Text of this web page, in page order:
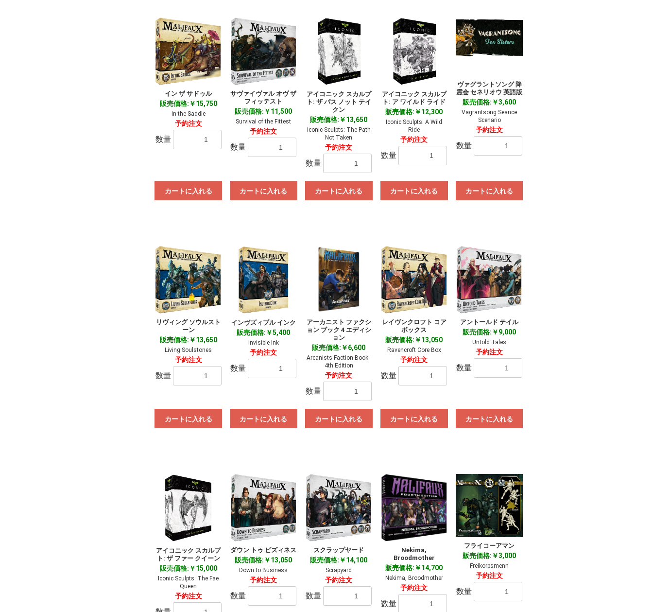
イン ザ サドゥル
販売価格:￥15,750
In the Saddle
予約注文
数量
カートに入れる
サヴァイヴァル オヴ ザ
フィッテスト
販売価格:￥11,500
Survival of the Fittest
予約注文
数量
カートに入れる
アイコニック スカルプ
ト: ザ パス ノット テイ
クン
販売価格:￥13,650
Iconic Sculpts: The Path
Not Taken
予約注文
数量
カートに入れる
アイコニック スカルプ
ト: ア ワイルド ライド
販売価格:￥12,300
Iconic Sculpts: A Wild
Ride
予約注文
数量
カートに入れる
ヴァグラントソング 降
霊会 セネリオウ 英語版
販売価格:￥3,600
Vagrantsong Seance
Scenario
予約注文
数量
カートに入れる
リヴィング ソウルスト
ーン
販売価格:￥13,650
Living Soulstones
予約注文
数量
カートに入れる
インヴズィブル インク
販売価格:￥5,400
Invisible Ink
予約注文
数量
カートに入れる
アーカニスト ファクシ
ョン ブック 4 エディシ
ョン
販売価格:￥6,600
Arcanists Faction Book -
4th Edition
予約注文
数量
カートに入れる
レイヴンクロフト コア
ボックス
販売価格:￥13,050
Ravencroft Core Box
予約注文
数量
カートに入れる
アントールド テイル
販売価格:￥9,000
Untold Tales
予約注文
数量
カートに入れる
アイコニック スカルプ
ト: ザ ファー クイーン
販売価格:￥15,000
Iconic Sculpts: The Fae
Queen
予約注文
ダウン トゥ ビズィネス
販売価格:￥13,050
Down to Business
予約注文
数量
スクラップヤード
販売価格:￥14,100
Scrapyard
予約注文
数量
Nekima,
Broodmother
販売価格:￥14,700
Nekima, Broodmother
予約注文
数量
フライコーアマン
販売価格:￥3,000
Freikorpsmenn
予約注文
数量